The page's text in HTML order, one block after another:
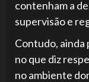
contenham a
supervisão e
Contudo, ainda
no que diz
no ambiente